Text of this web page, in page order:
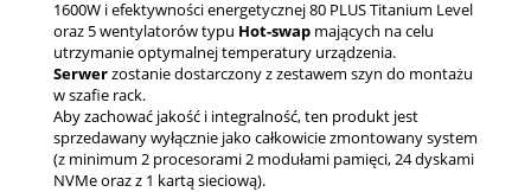
1600W i efektywności energetycznej 80 PLUS Titanium Level
oraz 5 wentylatorów typu Hot-swap mających na celu
utrzymanie optymalnej temperatury urządzenia.
Serwerzostanie dostarczony z zestawem szyn do montażu
w szafie rack.
Aby zachować jakość i integralność, ten produkt jest
sprzedawany wyłącznie jako całkowicie zmontowany system
(z minimum 2 procesorami 2 modułami pamięci, 24 dyskami
NVMe oraz z 1 kartą sieciową).